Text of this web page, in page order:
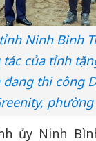
Ninh Bình
của tỉnh
thi công
phường
ủy Ninh